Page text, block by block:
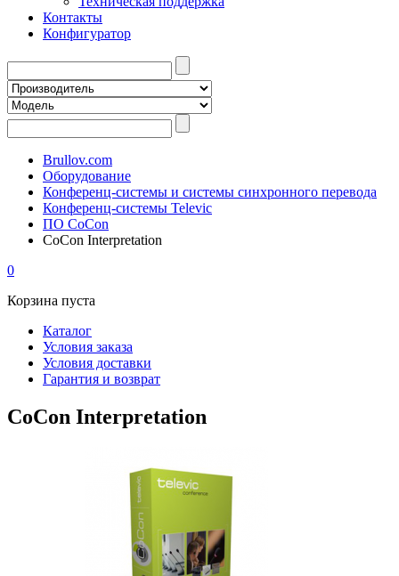
Контакты
Конфигуратор
Brullov.com
Оборудование
Конференц-системы и системы синхронного перевода
Конференц-системы Televic
ПО CoCon
CoCon Interpretation
0
Корзина пуста
Каталог
Условия заказа
Условия доставки
Гарантия и возврат
CoCon Interpretation